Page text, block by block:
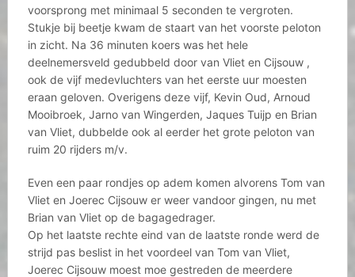
voorsprong met minimaal 5 seconden te vergroten.
Stukje bij beetje kwam de staart van het voorste peloton
in zicht. Na 36 minuten koers was het hele
deelnemersveld gedubbeld door van Vliet en Cijsouw ,
ook de vijf medevluchters van het eerste uur moesten
eraan geloven. Overigens deze vijf, Kevin Oud, Arnoud
Mooibroek, Jarno van Wingerden, Jaques Tuijp en Brian
van Vliet, dubbelde ook al eerder het grote peloton van
ruim 20 rijders m/v.
Even een paar rondjes op adem komen alvorens Tom van
Vliet en Joerec Cijsouw er weer vandoor gingen, nu met
Brian van Vliet op de bagagedrager.
Op het laatste rechte eind van de laatste ronde werd de
strijd pas beslist in het voordeel van Tom van Vliet,
Joerec Cijsouw moest moe gestreden de meerdere